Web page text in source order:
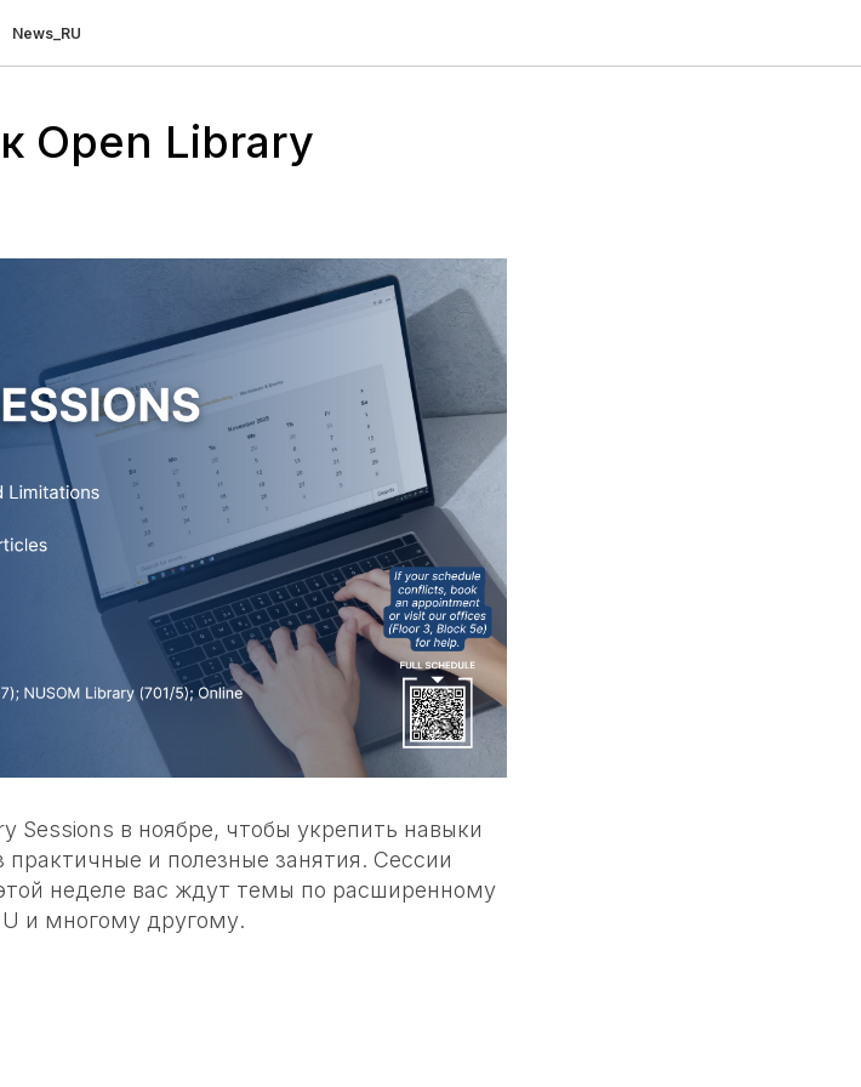
News_RU
Open Library
Sessions в ноябре, чтобы укрепить навыки
и полезные занятия. Сессии
неделе вас ждут темы по расширенному
и многому другому.